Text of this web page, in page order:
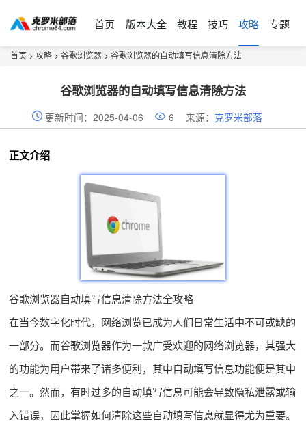
首页 版本大全 教程 技巧 攻略 专题
首页 > 攻略 > 谷歌浏览器 > 谷歌浏览器的自动填写信息清除方法
谷歌浏览器的自动填写信息清除方法
更新时间：2025-04-06 6 来源： 克罗米部落
正文介绍
谷歌浏览器自动填写信息清除方法全攻略
在当今数字化时代，网络浏览已成为人们日常生活中不可或缺的
一部分。而谷歌浏览器作为一款广受欢迎的网络浏览器，其强大
的功能为用户带来了诸多便利，其中自动填写信息功能便是其中
之一。然而，有时过多的自动填写信息可能会导致隐私泄露或输
入错误，因此掌握如何清除这些自动填写信息就显得尤为重要。